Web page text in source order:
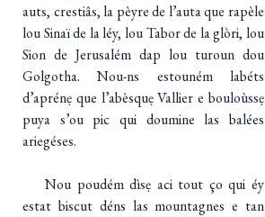
auts, crestiâs, la pèyre de l’auta que rapèle
lou Sinaï de la léy, lou Tabor de la glòri, lou
Sion de Jerusalém dap lou turoun dou
Golgotha. Nou-ns estouném labéts
d’aprénẹ que l’abèsquẹ Vallier e bouloùssẹ
puya s’ou pic qui doumine las balées
ariegéses.
Nou poudém dìsẹ aci tout ço qui éy
estat biscut déns las mountagnes e tan